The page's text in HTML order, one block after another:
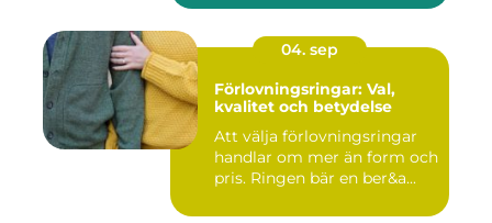
04. sep
Förlovningsringar: Val,
kvalitet och betydelse
Att välja förlovningsringar
handlar om mer än form och
pris. Ringen bär en ber&a...